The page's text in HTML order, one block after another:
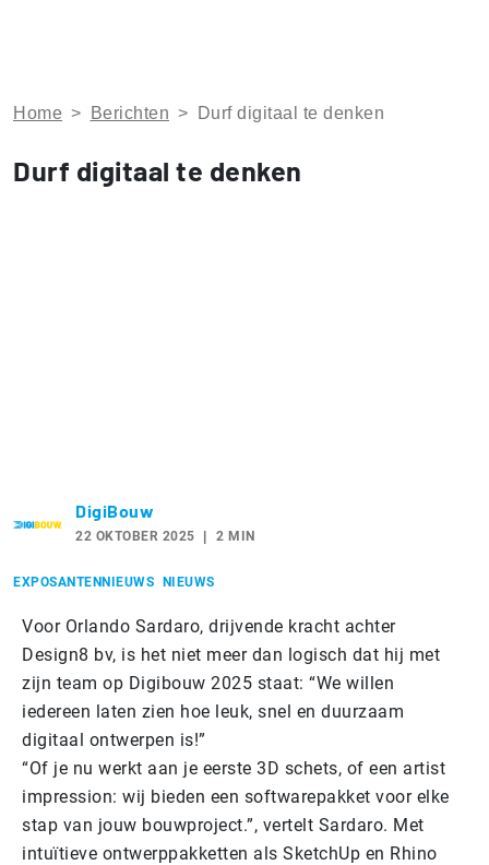
Home > Berichten > Durf digitaal te denken
Durf digitaal te denken
DigiBouw
22 OKTOBER 2025 2 MIN
EXPOSANTENNIEUWS NIEUWS
Voor Orlando Sardaro, drijvende kracht achter
Design8 bv, is het niet meer dan logisch dat hij met
zijn team op Digibouw 2025 staat: “We willen
iedereen laten zien hoe leuk, snel en duurzaam
digitaal ontwerpen is!”
“Of je nu werkt aan je eerste 3D schets, of een artist
impression: wij bieden een softwarepakket voor elke
stap van jouw bouwproject.”, vertelt Sardaro. Met
intuïtieve ontwerppakketten als SketchUp en Rhino